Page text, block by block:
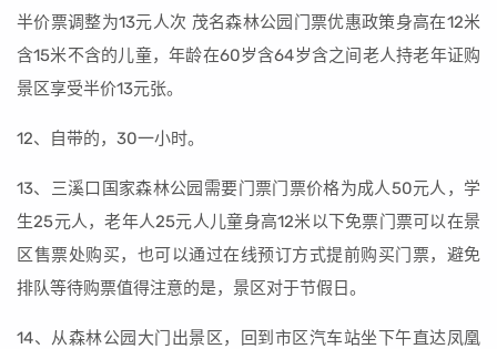
半价票调整为13元人次 茂名森林公园门票优惠政策身高在12米
含15米不含的儿童，年龄在60岁含64岁含之间老人持老年证购
景区享受半价13元张。
12、自带的，30一小时。
13、三溪口国家森林公园需要门票门票价格为成人50元人，学
生25元人，老年人25元人儿童身高12米以下免票门票可以在景
区售票处购买，也可以通过在线预订方式提前购买门票，避免
排队等待购票值得注意的是，景区对于节假日。
14、从森林公园大门出景区，回到市区汽车站坐下午直达凤凰